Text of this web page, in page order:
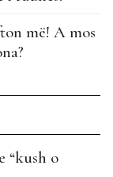
më! A mos
“kush o